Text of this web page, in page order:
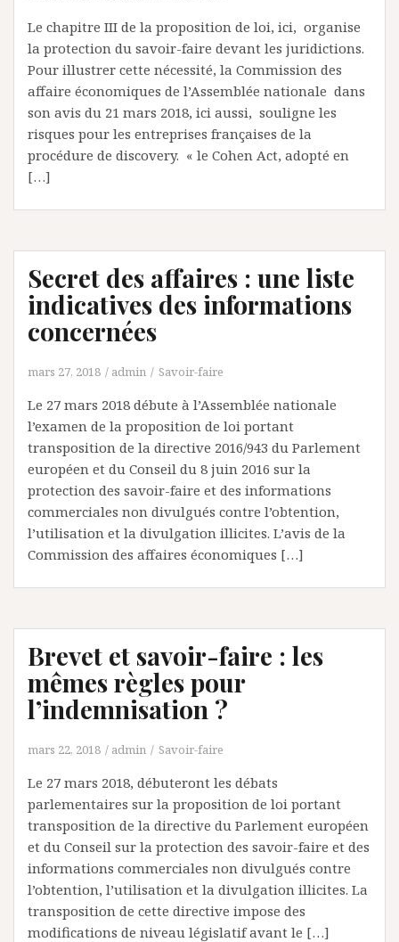
Le chapitre III de la proposition de loi, ici, organise
la protection du savoir-faire devant les juridictions.
Pour illustrer cette nécessité, la Commission des
affaire économiques de l’Assemblée nationale dans
son avis du 21 mars 2018, ici aussi, souligne les
risques pour les entreprises françaises de la
procédure de discovery. « le Cohen Act, adopté en
[…]
Secret des affaires : une liste
indicatives des informations
concernées
mars 27, 2018 admin Savoir-faire
Le 27 mars 2018 débute à l’Assemblée nationale
l’examen de la proposition de loi portant
transposition de la directive 2016/943 du Parlement
européen et du Conseil du 8 juin 2016 sur la
protection des savoir-faire et des informations
commerciales non divulgués contre l’obtention,
l’utilisation et la divulgation illicites. L’avis de la
Commission des affaires économiques […]
Brevet et savoir-faire : les
mêmes règles pour
l’indemnisation ?
mars 22, 2018 admin Savoir-faire
Le 27 mars 2018, débuteront les débats
parlementaires sur la proposition de loi portant
transposition de la directive du Parlement européen
et du Conseil sur la protection des savoir-faire et des
informations commerciales non divulgués contre
l’obtention, l’utilisation et la divulgation illicites. La
transposition de cette directive impose des
modifications de niveau législatif avant le […]